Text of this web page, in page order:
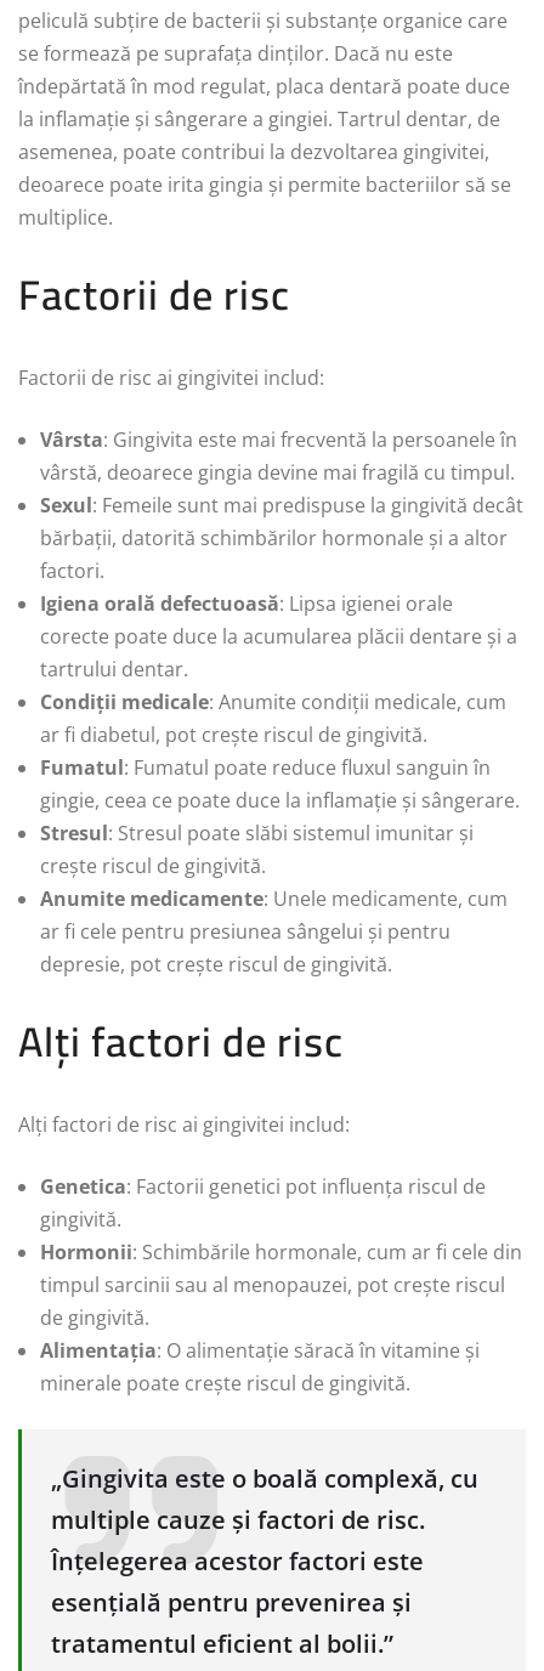
peliculă subțire de bacterii și substanțe organice care
se formează pe suprafața dinților. Dacă nu este
îndepărtată în mod regulat, placa dentară poate duce
la inflamație și sângerare a gingiei. Tartrul dentar, de
asemenea, poate contribui la dezvoltarea gingivitei,
deoarece poate irita gingia și permite bacteriilor să se
multiplice.
Factorii de risc
Factorii de risc ai gingivitei includ:
Vârsta: Gingivita este mai frecventă la persoanele în
vârstă, deoarece gingia devine mai fragilă cu timpul.
Sexul: Femeile sunt mai predispuse la gingivită decât
bărbații, datorită schimbărilor hormonale și a altor
factori.
Igiena orală defectuoasă: Lipsa igienei orale
corecte poate duce la acumularea plăcii dentare și a
tartrului dentar.
Condiții medicale: Anumite condiții medicale, cum
ar fi diabetul, pot crește riscul de gingivită.
Fumatul: Fumatul poate reduce fluxul sanguin în
gingie, ceea ce poate duce la inflamație și sângerare.
Stresul: Stresul poate slăbi sistemul imunitar și
crește riscul de gingivită.
Anumite medicamente: Unele medicamente, cum
ar fi cele pentru presiunea sângelui și pentru
depresie, pot crește riscul de gingivită.
Alți factori de risc
Alți factori de risc ai gingivitei includ:
Genetica: Factorii genetici pot influența riscul de
gingivită.
Hormonii: Schimbările hormonale, cum ar fi cele din
timpul sarcinii sau al menopauzei, pot crește riscul
de gingivită.
Alimentația: O alimentație săracă în vitamine și
minerale poate crește riscul de gingivită.
„Gingivita este o boală complexă, cu
multiple cauze și factori de risc.
Înțelegerea acestor factori este
esențială pentru prevenirea și
tratamentul eficient al bolii.”